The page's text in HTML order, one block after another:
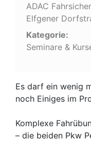
ADAC
Elfgener
Kategorie:
Seminare &
Es darf ein wenig
noch Einiges im
Komplexe
– die beiden Pkw